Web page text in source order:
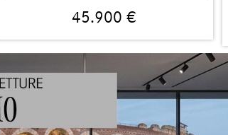
45.900 €